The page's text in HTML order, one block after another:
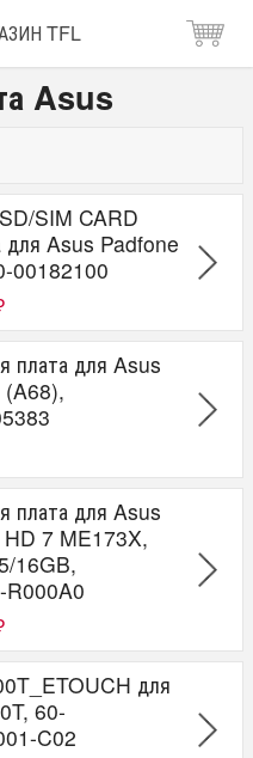
TFL
Asus
SIM CARD
Asus Padfone
00182100
плата для Asus
плата для Asus
7 ME173X,
16GB,
для
60-
C02